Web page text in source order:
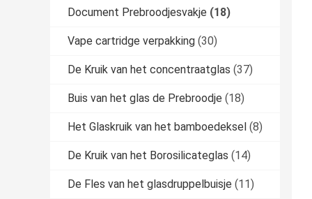
Document Prebroodjesvakje (18)
Vape cartridge verpakking (30)
De Kruik van het concentraatglas (37)
Buis van het glas de Prebroodje (18)
Het Glaskruik van het bamboedeksel (8)
De Kruik van het Borosilicateglas (14)
De Fles van het glasdruppelbuisje (11)